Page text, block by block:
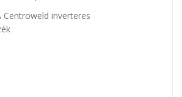
Centroweld inverteres